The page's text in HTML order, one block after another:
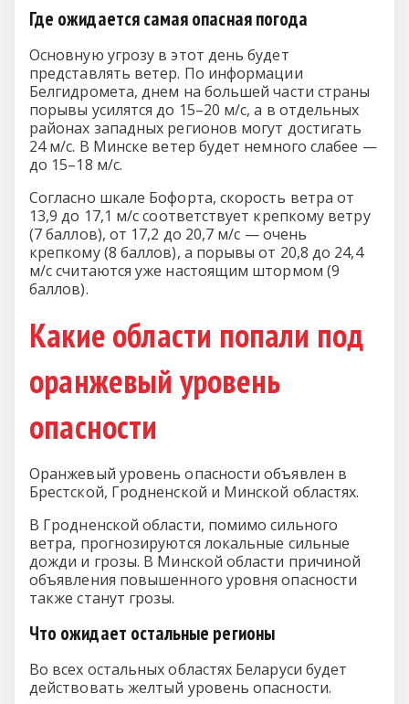
Где ожидается самая опасная погода
Основную угрозу в этот день будет
представлять ветер. По информации
Белгидромета, днем на большей части страны
порывы усилятся до 15–20 м/с, а в отдельных
районах западных регионов могут достигать
24 м/с. В Минске ветер будет немного слабее —
до 15–18 м/с.
Согласно шкале Бофорта, скорость ветра от
13,9 до 17,1 м/с соответствует крепкому ветру
(7 баллов), от 17,2 до 20,7 м/с — очень
крепкому (8 баллов), а порывы от 20,8 до 24,4
м/с считаются уже настоящим штормом (9
баллов).
Какие области попали под
оранжевый уровень
опасности
Оранжевый уровень опасности объявлен в
Брестской, Гродненской и Минской областях.
В Гродненской области, помимо сильного
ветра, прогнозируются локальные сильные
дожди и грозы. В Минской области причиной
объявления повышенного уровня опасности
также станут грозы.
Что ожидает остальные регионы
Во всех остальных областях Беларуси будет
действовать желтый уровень опасности.